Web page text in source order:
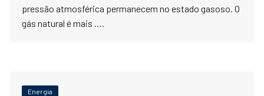
pressão atmosférica permanecem no estado gasoso. O
gás natural é mais ….
Energia